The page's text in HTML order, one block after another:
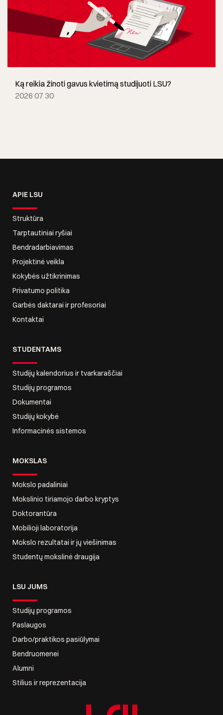
Ką reikia žinoti gavus kvietimą studijuoti LSU?
2026 07 30
APIE LSU
Struktūra
Tarptautiniai ryšiai
Bendradarbiavimas
Projektinė veikla
Kokybės užtikrinimas
Privatumo politika
Garbės daktarai ir profesoriai
Kontaktai
STUDENTAMS
Studijų kalendorius ir tvarkaraščiai
Studijų programos
Dokumentai
Studijų kokybė
Informacinės sistemos
MOKSLAS
Mokslo padaliniai
Mokslinio tiriamojo darbo kryptys
Doktorantūra
Mobilioji laboratorija
Mokslo rezultatai ir jų viešinimas
Studentų mokslinė draugija
LSU JUMS
Studijų programos
Paslaugos
Darbo/praktikos pasiūlymai
Bendruomenei
Alumni
Stilius ir reprezentacija